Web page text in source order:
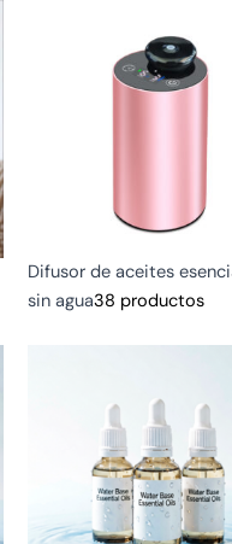
Difusor de aceites
sin agua38 productos